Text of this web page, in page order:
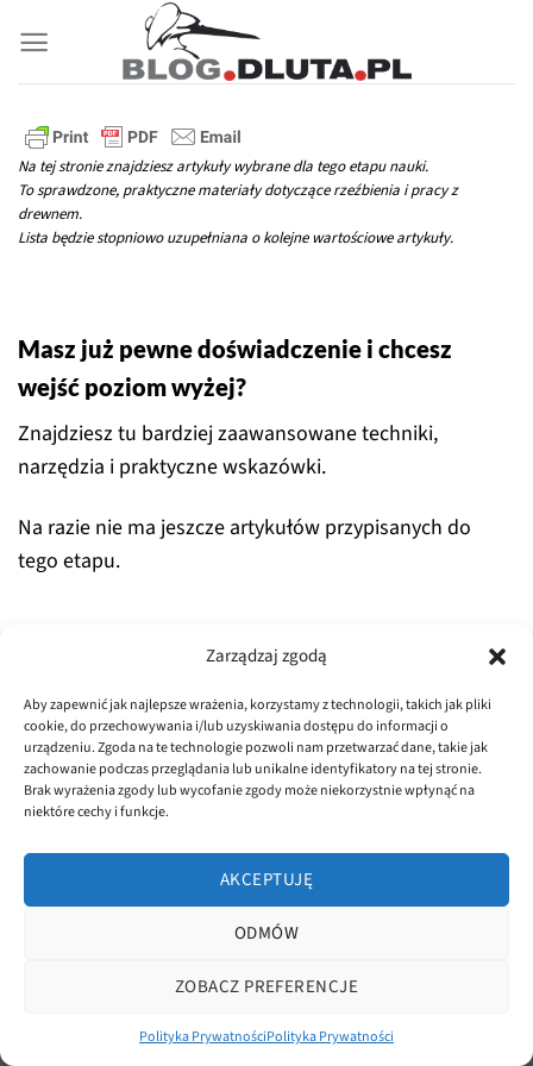
Zarządzaj zgodą
Aby zapewnić jak najlepsze wrażenia, korzystamy z technologii, takich jak pliki
cookie, do przechowywania i/lub uzyskiwania dostępu do informacji o
urządzeniu. Zgoda na te technologie pozwoli nam przetwarzać dane, takie jak
zachowanie podczas przeglądania lub unikalne identyfikatory na tej stronie.
Brak wyrażenia zgody lub wycofanie zgody może niekorzystnie wpłynąć na
niektóre cechy i funkcje.
AKCEPTUJĘ
ODMÓW
ZOBACZ PREFERENCJE
Polityka PrywatnościPolityka Prywatności
do
zawartości
Na tej stronie znajdziesz artykuły wybrane dla tego etapu nauki.
To sprawdzone, praktyczne materiały dotyczące rzeźbienia i pracy z
drewnem.
Lista będzie stopniowo uzupełniana o kolejne wartościowe artykuły.
Masz już pewne doświadczenie i chcesz
wejść poziom wyżej?
Znajdziesz tu bardziej zaawansowane techniki,
narzędzia i praktyczne wskazówki.
Na razie nie ma jeszcze artykułów przypisanych do
tego etapu.
POLITYKA PRYWATNOŚCI REGULAMIN
Copyright 2026 ©